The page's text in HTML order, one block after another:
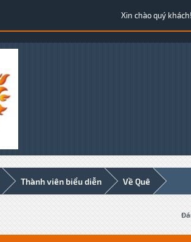
Xin chào quý khách!
Thành viên biểu diễn Về Quê